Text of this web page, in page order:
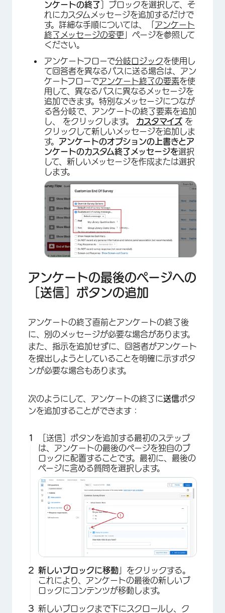
ンケートの終了 ］ブロックを選択して、そ
れにカスタムメッセージを追加するだけで
す。詳細な手順については、「 アンケート
終了メッセージの変更 」ページを参照して
ください。
アンケートフローで分岐ロジックを使用し
て回答者を異なるパスに送る場合は、アン
ケートフローでアンケート終了の要素を使
用して、異なるパスに異なるメッセージを
追加できます。特別なメッセージにつなが
る各分岐で、アンケートの終了要素を追加
し、 をクリックします。 カスタマイズ を
クリックして新しいメッセージを追加しま
す。 アンケートのオプションの上書きとア
ンケートのカスタム終了メッセージを選択
して、新しいメッセージを作成または選択
します。
アンケートの最後のページへの
［送信］ボタンの追加
アンケートの終了直前とアンケートの終了後
に、別のメッセージが必要な場合があります。
また、指示を追加せずに、回答者がアンケート
を提出しようとしていることを明確に示すボタ
ンが必要な場合もあります。
次のようにして、アンケートの終了に送信ボタ
ンを追加することができます：
［送信］ボタンを追加する最初のステップ
は、アンケートの最後のページを独自のブ
ロックに配置することです。最初に、最後の
ページに含める質問を選択します。
新しいブロックに移動 」をクリックする。
これにより、アンケートの最後の新しいブ
ロックにコンテンツが移動します。
新しいブロックまで下にスクロールし、ク